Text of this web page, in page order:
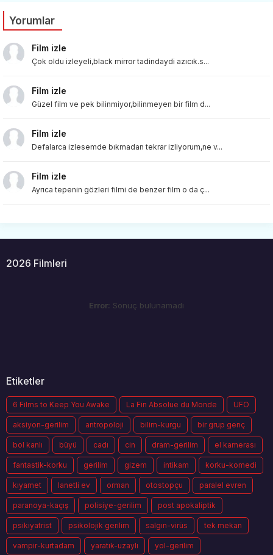
Yorumlar
Film izle
Çok oldu izleyeli,black mirror tadindaydi azıcık.s...
Film izle
Güzel film ve pek bilinmiyor,bilinmeyen bir film d...
Film izle
Defalarca izlesemde bıkmadan tekrar izliyorum,ne v...
Film izle
Ayrıca tepenin gözleri filmi de benzer film o da ç...
2026 Filmleri
Error: Sonuç bulunamadı
Etiketler
6 Films to Keep You Awake La Fin Absolue du Monde UFO
aksiyon-gerilim antropoloji bilim-kurgu bir grup genç
bol kanlı büyü cadı cin dram-gerilim el kamerası
fantastik-korku gerilim gizem intikam korku-komedi
kıyamet lanetli ev orman otostopçu paralel evren
paranoya-kaçış polisiye-gerilim post apokaliptik
psikiyatrist psikolojik gerilim salgın-virüs tek mekan
vampir-kurtadam yaratık-uzaylı yol-gerilim